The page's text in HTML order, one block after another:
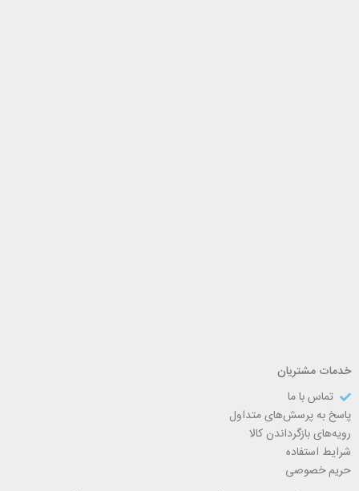
خدمات مشتریان
تماس با ما
پاسخ به پرسش‌های متداول
رویه‌های بازگرداندن کالا
شرایط استفاده
حریم خصوصی